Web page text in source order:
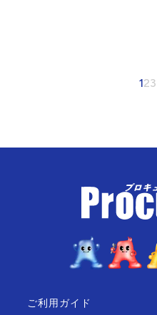
123
ご利用ガイド